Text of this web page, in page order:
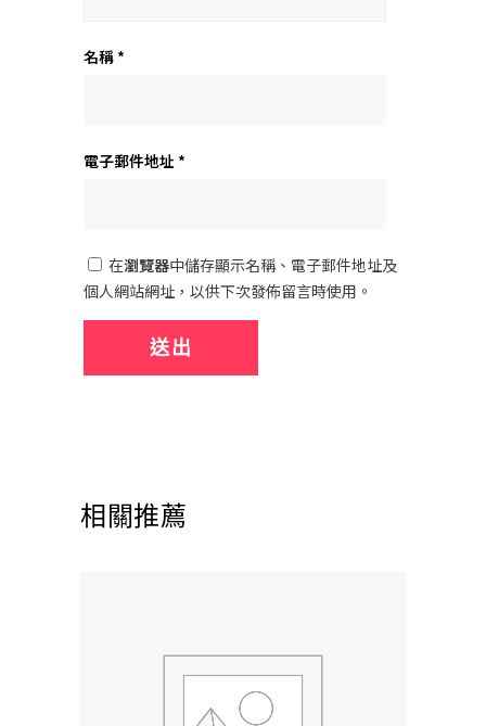
名稱 *
電子郵件地址 *
在瀏覽器中儲存顯示名稱、電子郵件地址及
個人網站網址，以供下次發佈留言時使用。
相關推薦